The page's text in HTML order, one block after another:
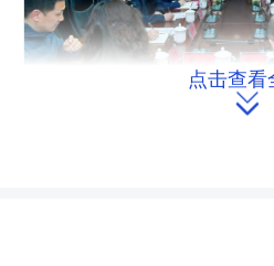
点击查看
